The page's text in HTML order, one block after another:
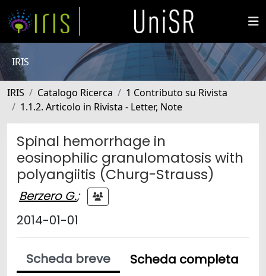
IRIS
IRIS Catalogo Ricerca
1 Contributo su Rivista
1.1.2. Articolo in Rivista - Letter, Note
Spinal hemorrhage in
eosinophilic granulomatosis with
polyangiitis (Churg-Strauss)
Berzero G.;
2014-01-01
Scheda breve
Scheda completa